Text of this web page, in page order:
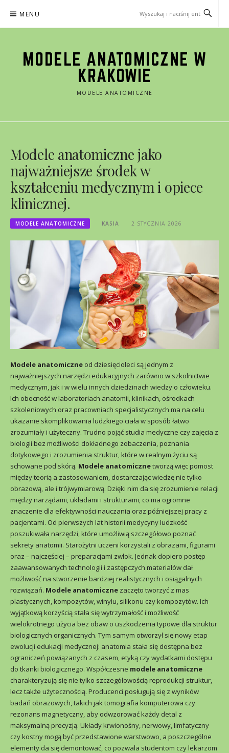
treści
MENU
MODELE ANATOMICZNE W
KRAKOWIE
MODELE ANATOMICZNE
Modele anatomiczne jako
najważniejsze środek w
kształceniu medycznym i opiece
klinicznej.
MODELE ANATOMICZNE KASIA 2 STYCZNIA 2026
Modele anatomiczne od dziesięcioleci są jednym z
najważniejszych narzędzi edukacyjnych zarówno w szkolnictwie
medycznym, jak i w wielu innych dziedzinach wiedzy o człowieku.
Ich obecność w laboratoriach anatomii, klinikach, ośrodkach
szkoleniowych oraz pracowniach specjalistycznych ma na celu
ukazanie skomplikowania ludzkiego ciała w sposób łatwo
zrozumiały i użyteczny. Trudno pojąć studia medyczne czy zajęcia z
biologii bez możliwości dokładnego zobaczenia, poznania
dotykowego i zrozumienia struktur, które w realnym życiu są
schowane pod skórą. Modele anatomicznetworzą więc pomost
między teorią a zastosowaniem, dostarczając wiedzę nie tylko
obrazową, ale i trójwymiarową. Dzięki nim da się zrozumienie relacji
między narządami, układami i strukturami, co ma ogromne
znaczenie dla efektywności nauczania oraz późniejszej pracy z
pacjentami. Od pierwszych lat historii medycyny ludzkość
poszukiwała narzędzi, które umożliwią szczegółowo poznać
sekrety anatomii. Starożytni uczeni korzystali z obrazami, figurami
oraz – najczęściej – preparacjami zwłok. Jednak dopiero postęp
zaawansowanych technologii i zastępczych materiałów dał
możliwość na stworzenie bardziej realistycznych i osiągalnych
rozwiązań. Modele anatomiczne zaczęto tworzyć z mas
plastycznych, kompozytów, winylu, silikonu czy kompozytów. Ich
wyjątkową korzyścią stała się wytrzymałość i możliwość
wielokrotnego użycia bez obaw o uszkodzenia typowe dla struktur
biologicznych organicznych. Tym samym otworzył się nowy etap
ewolucji edukacji medycznej: anatomia stała się dostępna bez
ograniczeń powiązanych z czasem, etyką czy wydatkami dostępu
do tkanki biologicznego. Współczesne modele anatomiczne
charakteryzują się nie tylko szczegółowością reprodukcji struktur,
lecz także użytecznością. Producenci posługują się z wyników
badań obrazowych, takich jak tomografia komputerowa czy
rezonans magnetyczny, aby odwzorować każdy detal z
maksymalną precyzją. Układy krwionośny, nerwowy, limfatyczny
czy kostny mogą być przedstawione warstwowo, a poszczególne
elementy da się demontować, co pozwala studentom czy lekarzom